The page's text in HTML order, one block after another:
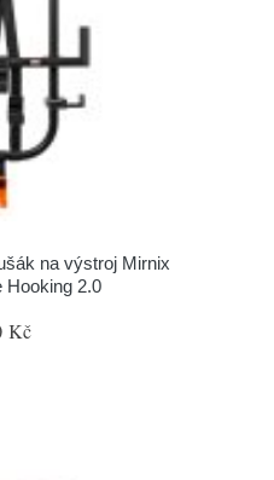
na výstroj Mirnix
Hooking 2.0
Kč